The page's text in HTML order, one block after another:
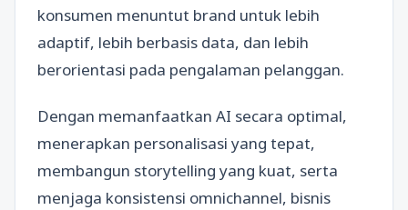
konsumen menuntut brand untuk lebih
adaptif, lebih berbasis data, dan lebih
berorientasi pada pengalaman pelanggan.
Dengan memanfaatkan AI secara optimal,
menerapkan personalisasi yang tepat,
membangun storytelling yang kuat, serta
menjaga konsistensi omnichannel, bisnis